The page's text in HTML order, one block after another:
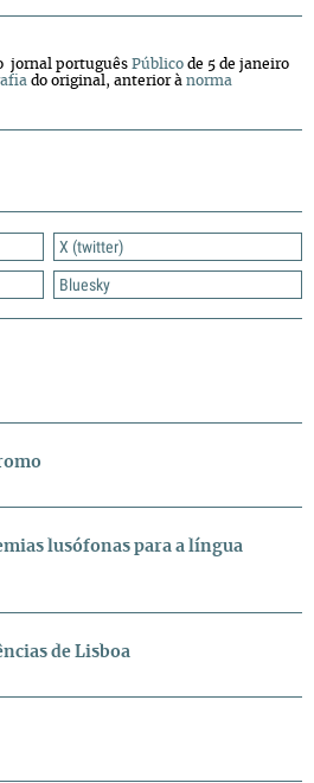
X (twitter)
Bluesky
lusófonas para a língua
de Lisboa
jornal português Público de 5 de janeiro
do original, anterior à norma